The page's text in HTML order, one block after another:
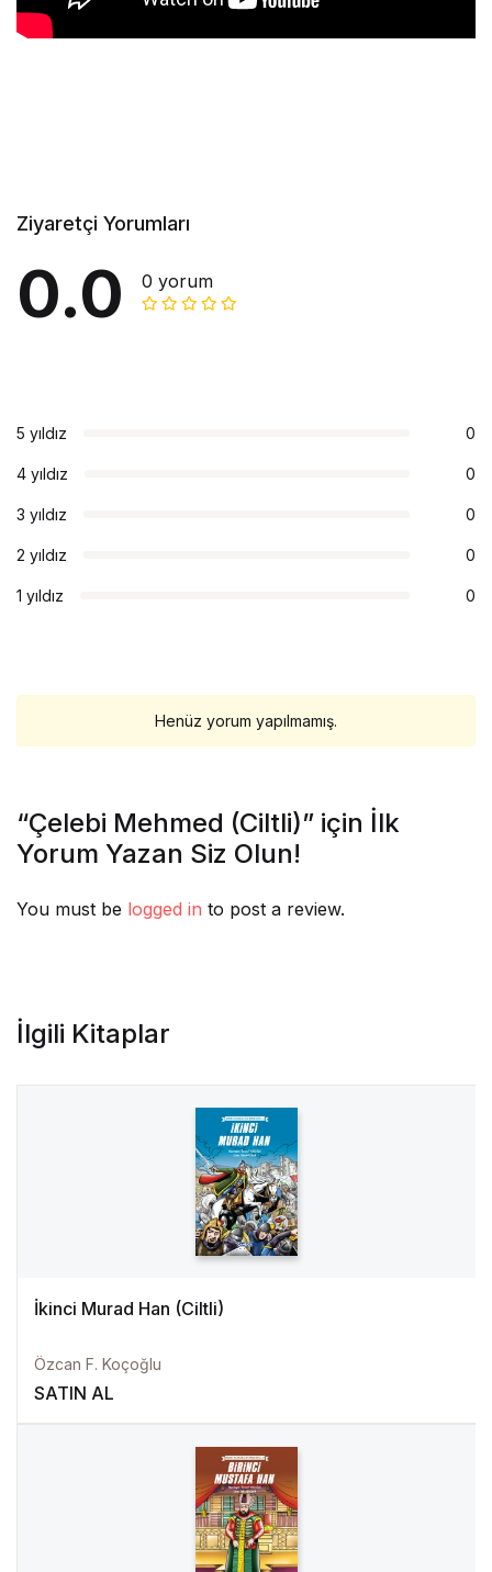
Ziyaretçi Yorumları
0.0 0 yorum
5 yıldız 0
4 yıldız 0
3 yıldız 0
2 yıldız 0
1 yıldız 0
Henüz yorum yapılmamış.
“Çelebi Mehmed (Ciltli)” için İlk
Yorum Yazan Siz Olun!
You must be logged in to post a review.
İlgili Kitaplar
İkinci Murad Han (Ciltli)
Özcan F. Koçoğlu
SATIN AL